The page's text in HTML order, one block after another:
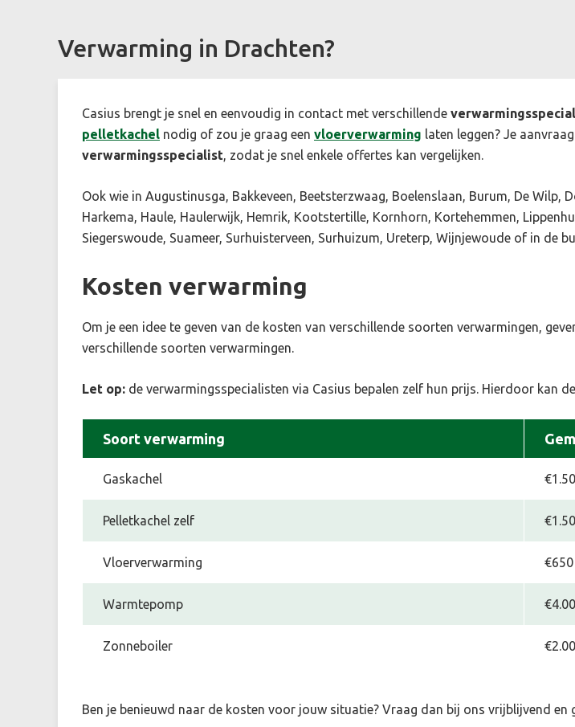
Verwarming in Drachten?
Casius brengt je snel en eenvoudig in contact met verschillende
pelletkachel nodig of zou je graag een vloerverwarming laten leggen? Je
verwarmingsspecialist, zodat je snel enkele offertes kan vergelijken.
Ook wie in Augustinusga, Bakkeveen, Beetsterzwaag, Boelenslaan, Burum, De
Harkema, Haule, Haulerwijk, Hemrik, Kootstertille, Kornhorn, Kortehemmen,
Siegerswoude, Suameer, Surhuisterveen, Surhuizum, Ureterp, Wijnjewoude of in de
Kosten verwarming
Om je een idee te geven van de kosten van verschillende soorten verwarmingen,
verschillende soorten verwarmingen.
Let op: de verwarmingsspecialisten via Casius bepalen zelf hun prijs. Hierdoor kan
Soort verwarming
Gaskachel
Pelletkachel zelf
Vloerverwarming
Warmtepomp
Zonneboiler
Ben je benieuwd naar de kosten voor jouw situatie? Vraag dan bij ons vrijblijvend